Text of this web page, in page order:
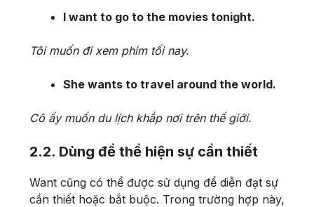
I want to go to the movies tonight.
Tôi muốn đi xem phim tối nay.
She wants to travel around the world.
Cô ấy muốn du lịch khắp nơi trên thế giới.
2.2. Dùng để thể hiện sự cần thiết
Want cũng có thể được sử dụng để diễn đạt sự
cần thiết hoặc bắt buộc. Trong trường hợp này,